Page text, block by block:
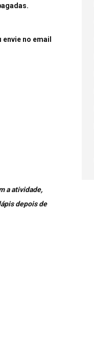
no email
a atividade,
depois de